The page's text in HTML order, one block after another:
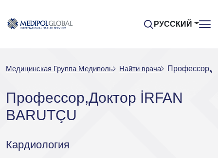
РУССКИЙ
Медицинская Группа Медиполь Найти врача
Профессор,Доктор İRFAN
BARUTÇU
Кардиология